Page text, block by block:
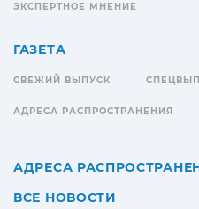
ЭКСПЕРТНОЕ МНЕНИЕ
ГАЗЕТА
СВЕЖИЙ ВЫПУСК
АДРЕСА РАСПРОСТРАНЕНИЯ
АДРЕСА
ВСЕ НОВОСТИ